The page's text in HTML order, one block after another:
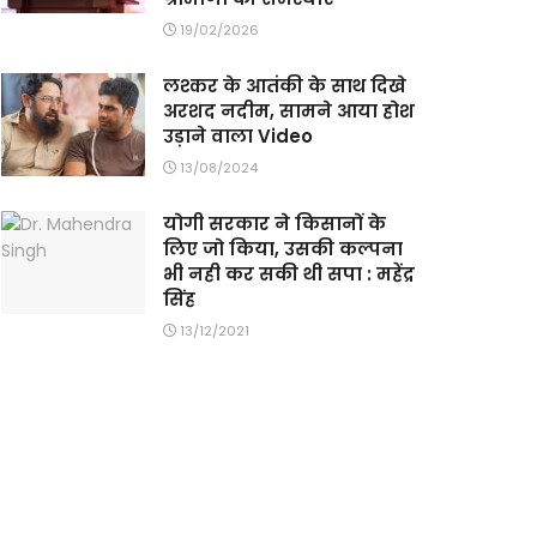
19/02/2026
लश्कर के आतंकी के साथ दिखे
अरशद नदीम, सामने आया होश
उड़ाने वाला Video
13/08/2024
योगी सरकार ने किसानों के
लिए जो किया, उसकी कल्पना
भी नही कर सकी थी सपा : महेंद्र
सिंह
13/12/2021